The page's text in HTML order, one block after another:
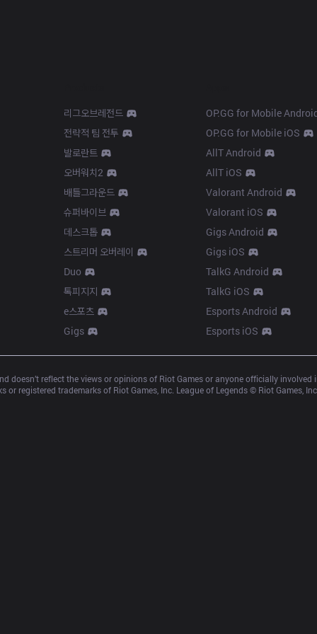
리그오브레전드
전략적 팀 전투
발로란트
오버워치2
배틀그라운드
슈퍼바이브
데스크톱
스트리머 오버레이
Duo
톡피지지
e스포츠
Gigs
OP.GG for Mobile
OP.GG for Mobile iOS
AllT Android
AllT iOS
Valorant Android
Valorant iOS
Gigs Android
Gigs iOS
TalkG Android
TalkG iOS
Esports Android
Esports iOS
doesn’t reflect the views or opinions of Riot Games or anyone officially
or registered trademarks of Riot Games, Inc. League of Legends © Riot Games,